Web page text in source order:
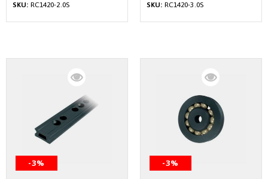
SKU: RC1420-2.0S
SKU: RC1420-3.0S
-3% -3%